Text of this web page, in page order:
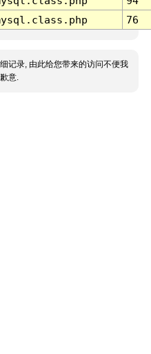
76
记录, 由此给您带来的访问不便我
意.